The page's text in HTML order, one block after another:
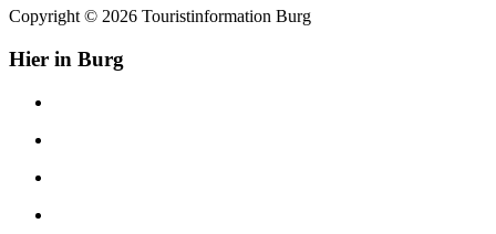
Copyright © 2026 Touristinformation Burg
Hier in Burg